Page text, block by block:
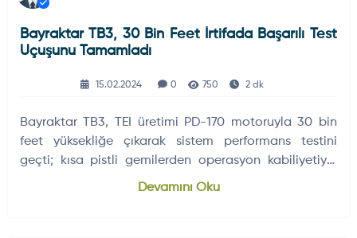
Bayraktar TB3, 30 Bin Feet İrtifada Başarılı Test
Uçuşunu Tamamladı
15.02.2024 0 750 2 dk
Bayraktar TB3, TEI üretimi PD-170 motoruyla 30 bin
feet yüksekliğe çıkarak sistem performans testini
geçti; kısa pistli gemilerden operasyon kabiliyetiyle
Devamını Oku